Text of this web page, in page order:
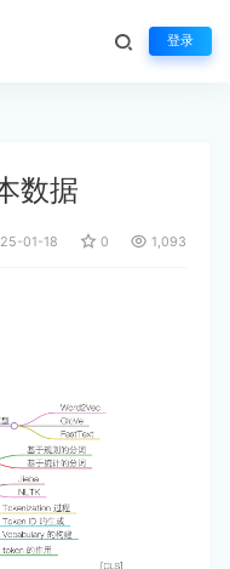
登录
数据
01-18 0 1,093